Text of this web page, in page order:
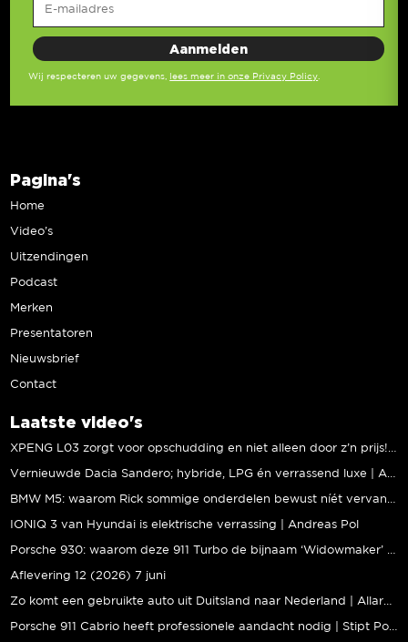
Wij respecteren uw gegevens, lees meer in onze Privacy Policy
Pagina's
Home
Video’s
Uitzendingen
Podcast
Merken
Presentatoren
Nieuwsbrief
Contact
Laatste video's
IONIQ 3 van Hyundai is elektrische verrassing | Andreas Pol
Aflevering 12 (2026) 7 juni